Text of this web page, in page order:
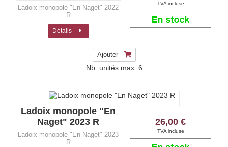
Ladoix monopole "En Naget" 2022
R
Détails
TVA incluse
Ajouter
Nb. unités max. 6
Ladoix monopole "En
Naget" 2023 R
Ladoix monopole "En Naget" 2023
R
26,00 €
TVA incluse